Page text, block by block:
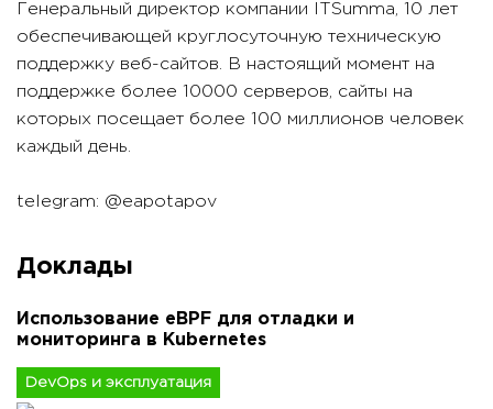
Генеральный директор компании ITSumma, 10 лет
обеспечивающей круглосуточную техническую
поддержку веб-сайтов. В настоящий момент на
поддержке более 10000 серверов, сайты на
которых посещает более 100 миллионов человек
каждый день.
telegram: @eapotapov
Доклады
Использование eBPF для отладки и
мониторинга в Kubernetes
DevOps и эксплуатация